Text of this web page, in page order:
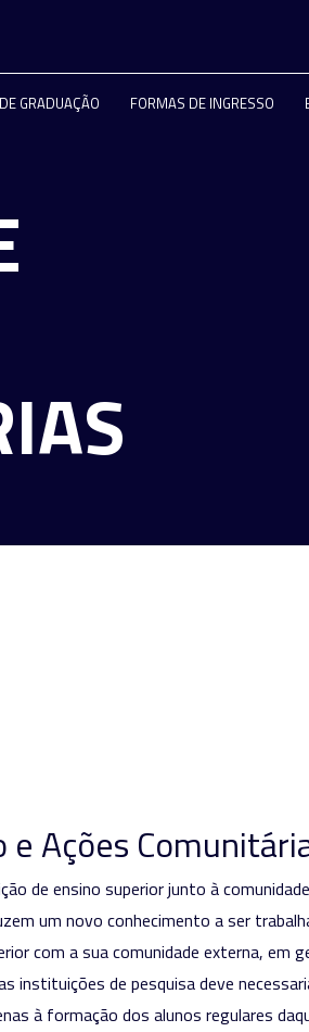
GRADUAÇÃO FORMAS DE INGRESSO
e Ações
de ensino superior junto à
um novo conhecimento a ser
com a sua comunidade externa, em
instituições de pesquisa deve
à formação dos alunos regulares